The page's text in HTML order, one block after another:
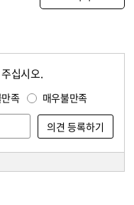
십시오.
족 매우불만족